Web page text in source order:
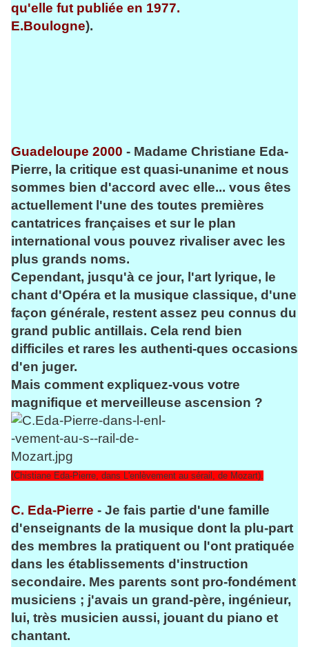
qu'elle fut publiée en 1977.
E.Boulogne).
Guadeloupe 2000 - Madame Christiane Eda-
Pierre, la critique est quasi-unanime et nous
sommes bien d'accord avec elle... vous êtes
actuellement l'une des toutes premières
cantatrices françaises et sur le plan
international vous pouvez rivaliser avec les
plus grands noms.
Cependant, jusqu'à ce jour, l'art lyrique, le
chant d'Opéra et la musique classique, d'une
façon générale, restent assez peu connus du
grand public antillais. Cela rend bien
difficiles et rares les authenti-ques occasions
d'en juger.
Mais comment expliquez-vous votre
magnifique et merveilleuse ascension ?
(Chistiane Eda-Pierre, dans L'enlèvement au sérail, de Mozart).
C. Eda-Pierre - Je fais partie d'une famille
d'enseignants de la musique dont la plu-part
des membres la pratiquent ou l'ont pratiquée
dans les établissements d'instruction
secondaire. Mes parents sont pro-fondément
musiciens ; j'avais un grand-père, ingénieur,
lui, très musicien aussi, jouant du piano et
chantant.